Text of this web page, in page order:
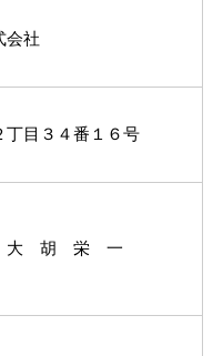
会社
丁目３４番１６号
大 胡 栄 一